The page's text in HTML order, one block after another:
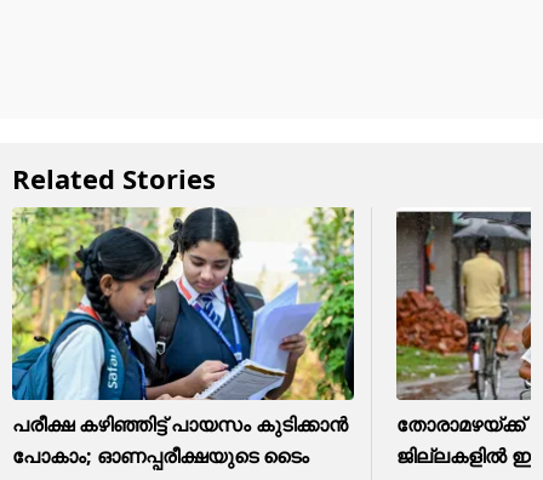
Related Stories
പരീക്ഷ കഴിഞ്ഞിട്ട് പായസം കുടിക്കാന്‍
പോകാം; ഓണപ്പരീക്ഷയുടെ ടൈം
തോരാമഴയ്ക്ക്
ജില്ലകളിൽ